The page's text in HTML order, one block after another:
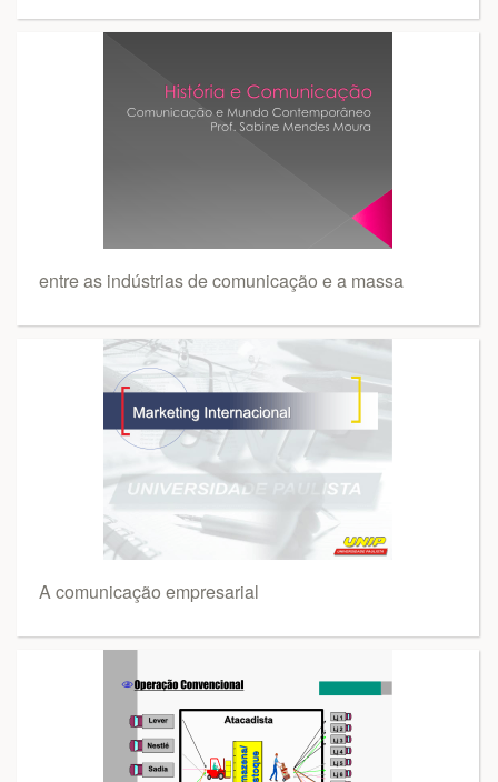
entre as indústrias de comunicação e a massa
A comunicação empresarial